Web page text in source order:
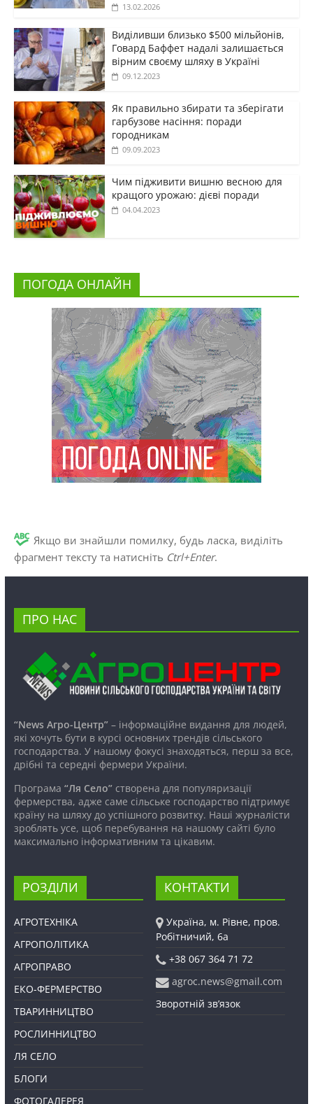
13.02.2026
Виділивши близько $500 мільйонів,
Говард Баффет надалі залишається
вірним своєму шляху в Україні
09.12.2023
Як правильно збирати та зберігати
гарбузове насіння: поради
городникам
09.09.2023
Чим підживити вишню весною для
кращого урожаю: дієві поради
04.04.2023
ПОГОДА ОНЛАЙН
Якщо ви знайшли помилку, будь ласка, виділіть
фрагмент тексту та натисніть Ctrl+Enter.
ПРО НАС
“News Агро-Центр”– інформаційне видання для людей,
які хочуть бути в курсі основних трендів сільського
господарства. У нашому фокусі знаходяться, перш за все,
дрібні та середні фермери України.
Програма “Ля Село”створена для популяризації
фермерства, адже саме сільське господарство підтримує
країну на шляху до успішного розвитку. Наші журналісти
зроблять усе, щоб перебування на нашому сайті було
максимально інформативним та цікавим.
РОЗДІЛИ
АГРОТЕХНІКА
АГРОПОЛІТИКА
АГРОПРАВО
ЕКО-ФЕРМЕРСТВО
ТВАРИННИЦТВО
РОСЛИННИЦТВО
ЛЯ СЕЛО
БЛОГИ
ФОТОГАЛЕРЕЯ
КОНТАКТИ
Україна, м. Рівне, пров.
Робітничий, 6а
+38 067 364 71 72
agroc.news@gmail.com
Зворотній зв’язок